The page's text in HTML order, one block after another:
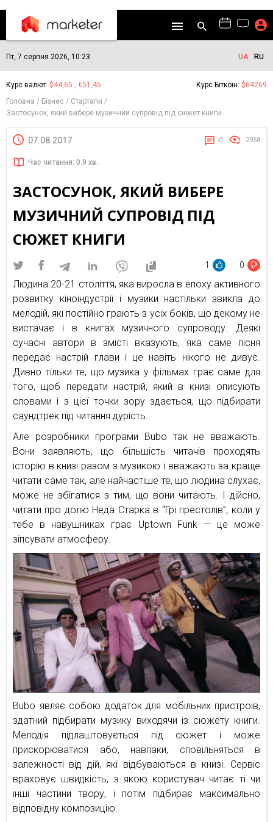
Пт, 7 серпня 2026, 10:23 UA RU
Курс валют: $44,65 , €51,45 Курс Біткоїн: $64269
Головна
Бізнес
Стартапи
Застосунок, який вибере музичний супровід під сюжет книги
07.08.2017 0 2958
Час читання: 0.9 хв.
ЗАСТОСУНОК, ЯКИЙ ВИБЕРЕ
МУЗИЧНИЙ СУПРОВІД ПІД
СЮЖЕТ КНИГИ
1 0
Людина 20-21 століття, яка виросла в епоху активного
розвитку кіноіндустрії і музики настільки звикла до
мелодій, які постійно грають з усіх боків, що декому не
вистачає і в книгах музичного супроводу. Деякі
сучасні автори в змісті вказують, яка саме пісня
передає настрій глави і це навіть нікого не дивує.
Дивно тільки те, що музика у фільмах грає саме для
того, щоб передати настрій, який в книзі описують
словами і з цієї точки зору здається, що підбирати
саундтрек під читання дурість.
Але розробники програми Bubo так не вважають.
Вони заявляють, що більшість читачів проходять
історію в книзі разом з музикою і вважають за краще
читати саме так, але найчастіше те, що людина слухає,
може не збігатися з тим, що вони читають. І дійсно,
читати про долю Неда Старка в “Грі престолів”, коли у
тебе в навушниках грає Uptown Funk — це може
зіпсувати атмосферу.
Bubo являє собою додаток для мобільних пристроїв,
здатний підбирати музику виходячи із сюжету книги.
Мелодія підлаштовується під сюжет і може
прискорюватися або, навпаки, сповільняться в
залежності від дій, які відбуваються в книзі. Сервіс
враховує швидкість, з якою користувач читає ті чи
інші частини твору, і потім підбирає максимально
відповідну композицію.